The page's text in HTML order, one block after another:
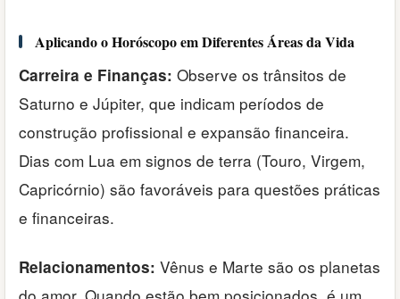
Aplicando o Horóscopo em Diferentes Áreas da Vida
Carreira e Finanças: Observe os trânsitos de
Saturno e Júpiter, que indicam períodos de
construção profissional e expansão financeira.
Dias com Lua em signos de terra (Touro, Virgem,
Capricórnio) são favoráveis para questões práticas
e financeiras.
Relacionamentos: Vênus e Marte são os planetas